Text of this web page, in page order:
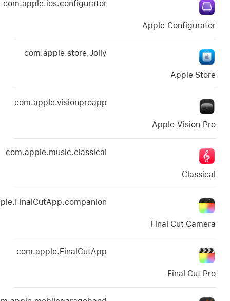
com.apple.ios.configurator
com.apple.store.Jolly
com.apple.visionproapp
com.apple.music.classical
com.apple.FinalCutApp.companion
com.apple.FinalCutApp